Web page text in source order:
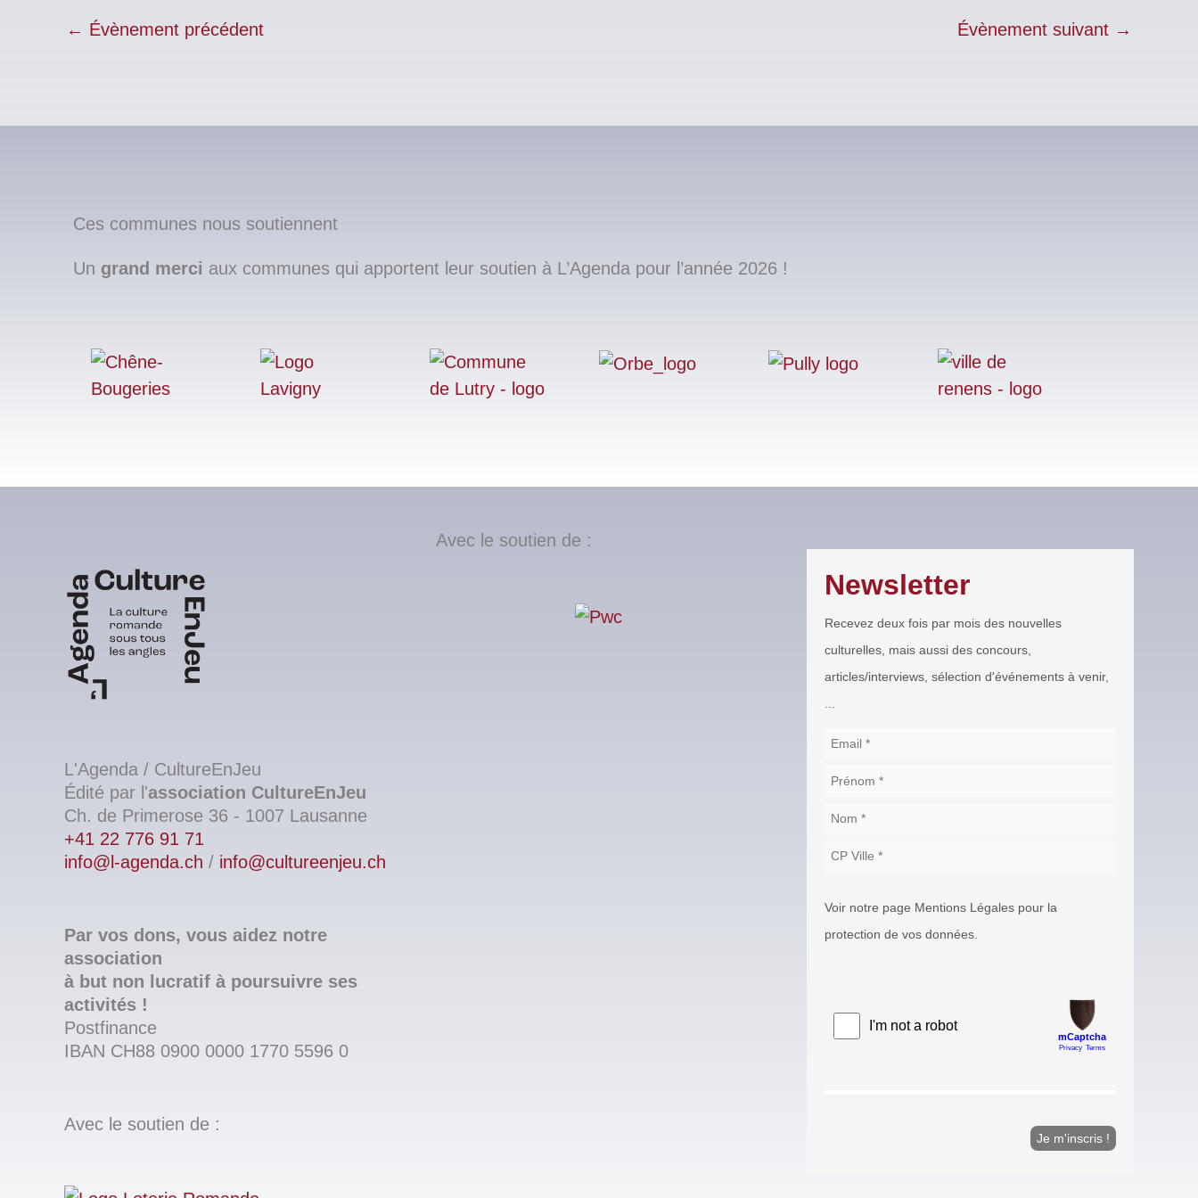
← Évènement précédent Évènement suivant →
Ces communes nous soutiennent
Un grand merci aux communes qui apportent leur soutien à L’Agenda pour l’année 2026 !
L'Agenda / CultureEnJeu
Édité par l'association CultureEnJeu
Ch. de Primerose 36 - 1007 Lausanne
+41 22 776 91 71
info@l-agenda.ch / info@cultureenjeu.ch
Par vos dons, vous aidez notre
association
à but non lucratif à poursuivre ses
activités !
Postfinance
IBAN CH88 0900 0000 1770 5596 0
Avec le soutien de :
Avec le soutien de :
Newsletter
Recevez deux fois par mois des nouvelles
culturelles, mais aussi des concours,
articles/interviews, sélection d'événements à venir,
Voir notre page Mentions Légales pour la
protection de vos données.